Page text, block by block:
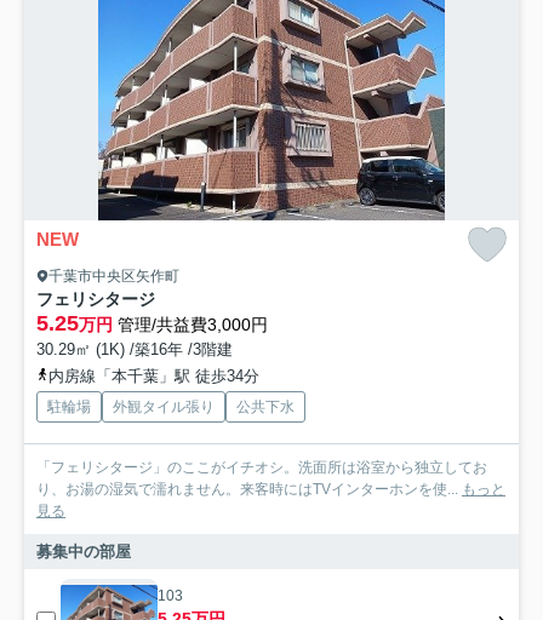
NEW
千葉市中央区矢作町
フェリシタージ
5.25万円 管理/共益費3,000円
30.29㎡ (1K) /築16年 /3階建
内房線「本千葉」駅 徒歩34分
駐輪場 外観タイル張り 公共下水
「フェリシタージ」のここがイチオシ。洗面所は浴室から独立してお
り、お湯の湿気で濡れません。来客時にはTVインターホンを使... もっと
見る
募集中の部屋
103